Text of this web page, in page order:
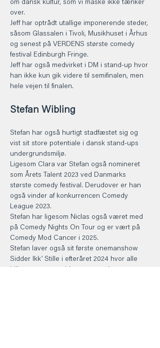
om dansk kultur, som vi måske ikke tænker
over.
Jeff har optrådt utallige imponerende steder,
såsom Glassalen i Tivoli, Musikhuset i Århus
og senest på VERDENS største comedy
festival Edinburgh Fringe.
Jeff har også medvirket i DM i stand-up hvor
han ikke kun gik videre til semifinalen, men
hele vejen til finalen.
Stefan Wibling
Stefan har også hurtigt stadfæstet sig og
vist sit store potentiale i dansk stand-ups
undergrundsmiljø.
Ligesom Clara var Stefan også nomineret
som Årets Talent 2023 ved Danmarks
største comedy festival. Derudover er han
også vinder af konkurrencen Comedy
League 2023.
Stefan har ligesom Niclas også været med
på Comedy Nights On Tour og er vært på
Comedy Mod Cancer i 2025.
Stefan laver også sit første onemanshow
Sidder Ikk’ Stille i efteråret 2024 hvor alle